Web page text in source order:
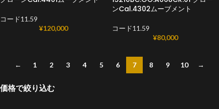
価格で絞り込む
コード11.59
¥120,000
ンCal.4302ムーブメント
コード11.59
¥80,000
← 1 2 3 4 5 6 7 8 9 10 →